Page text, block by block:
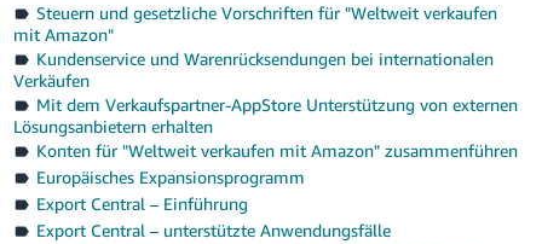
Steuern und gesetzliche Vorschriften für "Weltweit verkaufen
mit Amazon"
Kundenservice und Warenrücksendungen bei internationalen
Verkäufen
Mit dem Verkaufspartner-AppStore Unterstützung von externen
Lösungsanbietern erhalten
Konten für "Weltweit verkaufen mit Amazon" zusammenführen
Europäisches Expansionsprogramm
Export Central – Einführung
Export Central – unterstützte Anwendungsfälle